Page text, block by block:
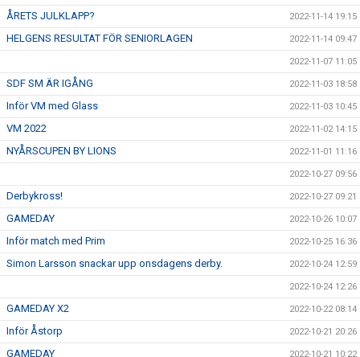
ÅRETS JULKLAPP? 2022-11-14 19:15
HELGENS RESULTAT FÖR SENIORLAGEN 2022-11-14 09:47
2022-11-07 11:05
SDF SM ÄR IGÅNG 2022-11-03 18:58
Inför VM med Glass 2022-11-03 10:45
VM 2022 2022-11-02 14:15
NYÅRSCUPEN BY LIONS 2022-11-01 11:16
2022-10-27 09:56
Derbykross! 2022-10-27 09:21
GAMEDAY 2022-10-26 10:07
Inför match med Prim 2022-10-25 16:36
Simon Larsson snackar upp onsdagens derby. 2022-10-24 12:59
2022-10-24 12:26
GAMEDAY X2 2022-10-22 08:14
Inför Åstorp 2022-10-21 20:26
GAMEDAY 2022-10-21 10:22